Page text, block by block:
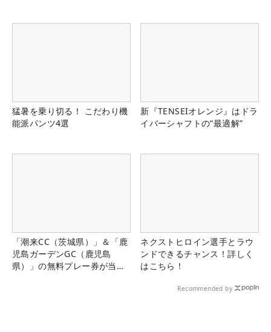
猛暑を乗り切る！ こだわり機
能派パンツ4選
新『TENSEIオレンジ』はドラ
イバーシャフトの“最適解”
「潮来CC（茨城県）」＆「鹿
児島ガーデンGC（鹿児島
県）」の無料プレー券が当た
ネクストヒロイン選手とラウ
ンドできるチャンス！詳しく
はこちら！
Recommended by